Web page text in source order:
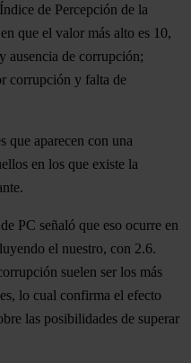
de Percepción de la
que el valor más alto es 10,
ausencia de corrupción;
corrupción y falta de
que aparecen con una
en los que existe la
.
PC señaló que eso ocurre en
el nuestro, con 2.6.
suelen ser los más
lo cual confirma el efecto
las posibilidades de superar